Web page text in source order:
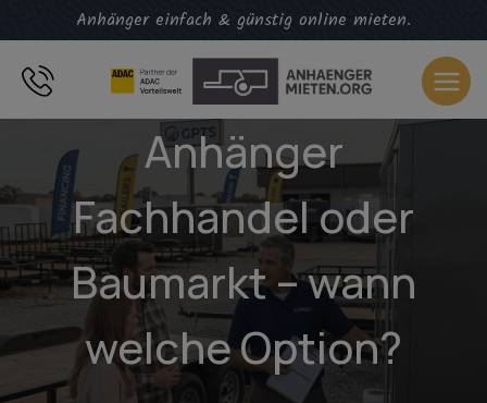
Inhalt
springen
Anhänger einfach & günstig online mieten.
Anhänger
Fachhandel oder
Baumarkt – wann
welche Option?